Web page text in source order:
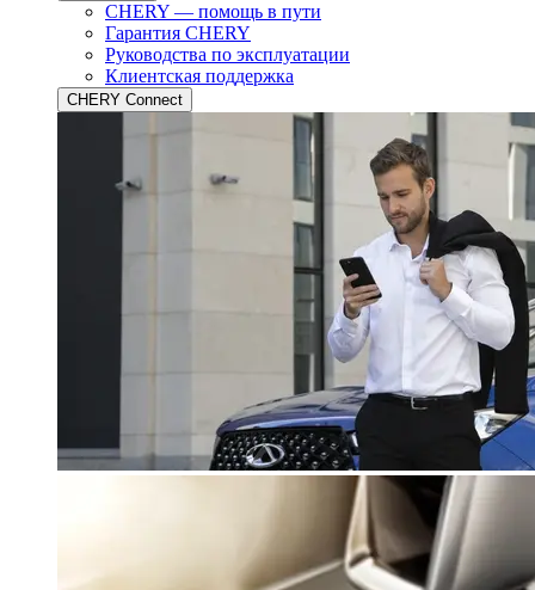
CHERY — помощь в пути
Гарантия CHERY
Руководства по эксплуатации
Клиентская поддержка
CHERY Connect